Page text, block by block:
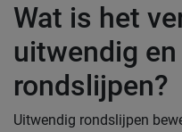
Wat is het
uitwendig
rondslijpen?
Uitwendig rondslijpen